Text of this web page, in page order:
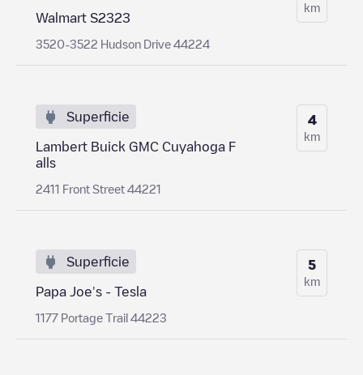
Walmart S2323
3520-3522 Hudson Drive 44224
km
Superficie
Lambert Buick GMC Cuyahoga F
alls
2411 Front Street 44221
4
km
Superficie
Papa Joe's - Tesla
1177 Portage Trail 44223
5
km